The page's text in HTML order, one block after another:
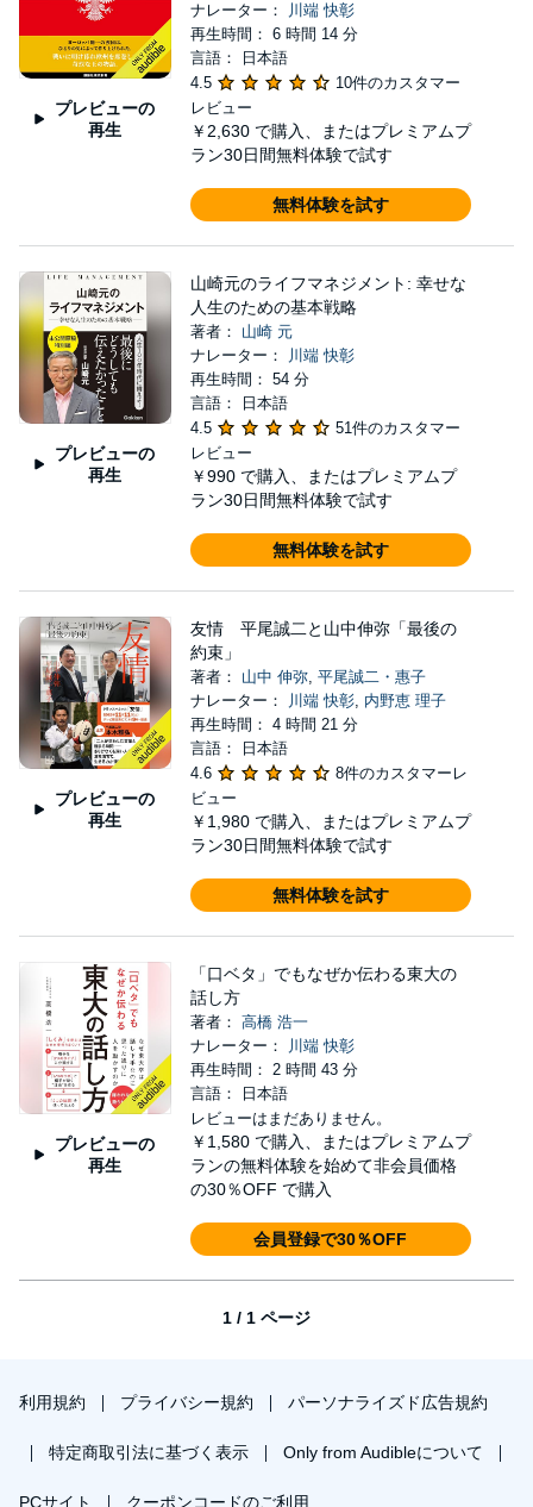
プレビューの
再生
ナレーター：
川端 快彰
再生時間： 6 時間 14 分
言語： 日本語
4.5
10件のカスタマー
レビュー
￥2,630 で購入、またはプレミアムプ
ラン30日間無料体験で試す
無料体験を試す
プレビューの
再生
山崎元のライフマネジメント: 幸せな
人生のための基本戦略
著者： 山崎 元
ナレーター：
川端 快彰
再生時間： 54 分
言語： 日本語
4.5
51件のカスタマー
レビュー
￥990 で購入、またはプレミアムプ
ラン30日間無料体験で試す
無料体験を試す
プレビューの
再生
友情 平尾誠二と山中伸弥「最後の
約束」
著者： 山中 伸弥, 平尾誠二・惠子
ナレーター：
川端 快彰, 内野恵 理子
再生時間： 4 時間 21 分
言語： 日本語
4.6
8件のカスタマーレ
ビュー
￥1,980 で購入、またはプレミアムプ
ラン30日間無料体験で試す
無料体験を試す
プレビューの
再生
「口ベタ」でもなぜか伝わる東大の
話し方
著者： 高橋 浩一
ナレーター：
川端 快彰
再生時間： 2 時間 43 分
言語： 日本語
レビューはまだありません。
￥1,580 で購入、またはプレミアムプ
ランの無料体験を始めて非会員価格
の30％OFF で購入
会員登録で30％OFF
1 / 1 ページ
利用規約 プライバシー規約 パーソナライズド広告規約
特定商取引法に基づく表示 Only from Audibleについて
PCサイト クーポンコードのご利用